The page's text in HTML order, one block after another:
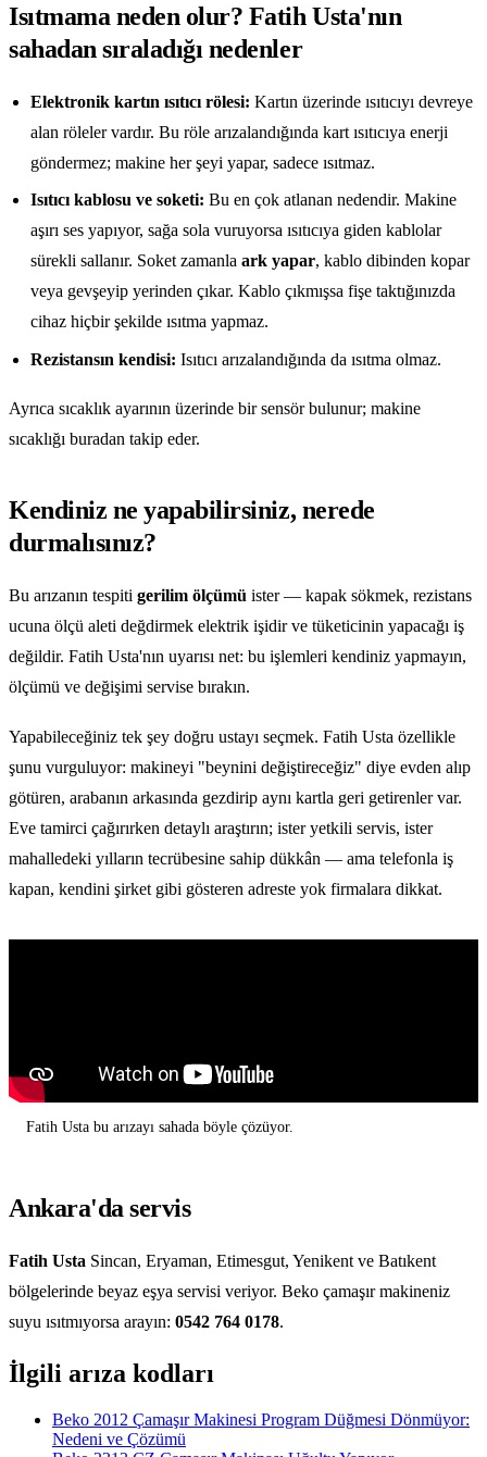
Isıtmama neden olur? Fatih Usta'nın
sahadan sıraladığı nedenler
Elektronik kartın ısıtıcı rölesi: Kartın üzerinde ısıtıcıyı devreye
alan röleler vardır. Bu röle arızalandığında kart ısıtıcıya enerji
göndermez; makine her şeyi yapar, sadece ısıtmaz.
Isıtıcı kablosu ve soketi: Bu en çok atlanan nedendir. Makine
aşırı ses yapıyor, sağa sola vuruyorsa ısıtıcıya giden kablolar
sürekli sallanır. Soket zamanla ark yapar, kablo dibinden kopar
veya gevşeyip yerinden çıkar. Kablo çıkmışsa fişe taktığınızda
cihaz hiçbir şekilde ısıtma yapmaz.
Rezistansın kendisi: Isıtıcı arızalandığında da ısıtma olmaz.
Ayrıca sıcaklık ayarının üzerinde bir sensör bulunur; makine
sıcaklığı buradan takip eder.
Kendiniz ne yapabilirsiniz, nerede
durmalısınız?
Bu arızanın tespiti gerilim ölçümü ister — kapak sökmek, rezistans
ucuna ölçü aleti değdirmek elektrik işidir ve tüketicinin yapacağı iş
değildir. Fatih Usta'nın uyarısı net: bu işlemleri kendiniz yapmayın,
ölçümü ve değişimi servise bırakın.
Yapabileceğiniz tek şey doğru ustayı seçmek. Fatih Usta özellikle
şunu vurguluyor: makineyi "beynini değiştireceğiz" diye evden alıp
götüren, arabanın arkasında gezdirip aynı kartla geri getirenler var.
Eve tamirci çağırırken detaylı araştırın; ister yetkili servis, ister
mahalledeki yılların tecrübesine sahip dükkân — ama telefonla iş
kapan, kendini şirket gibi gösteren adreste yok firmalara dikkat.
Fatih Usta bu arızayı sahada böyle çözüyor.
Ankara'da servis
Fatih Usta Sincan, Eryaman, Etimesgut, Yenikent ve Batıkent
bölgelerinde beyaz eşya servisi veriyor. Beko çamaşır makineniz
suyu ısıtmıyorsa arayın: 0542 764 0178.
İlgili arıza kodları
Beko 2012 Çamaşır Makinesi Program Düğmesi Dönmüyor:
Nedeni ve Çözümü